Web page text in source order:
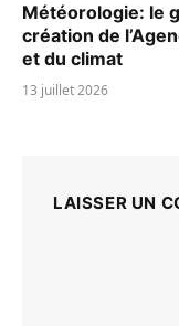
Météorologie: le
création de
et du climat
13 juillet 2026
LAISSER UN